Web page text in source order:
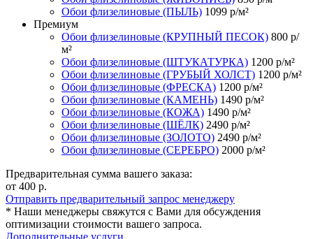
Обои флизелиновые (ПЫЛЬ) 1099 р/м²
Премиум
Обои флизелиновые (КРУПНЫЙ ПЕСОК) 800 р/
м²
Обои флизелиновые (ШТУКАТУРКА) 1200 р/м²
Обои флизелиновые (ГРУБЫЙ ХОЛСТ) 1200 р/м²
Обои флизелиновые (ФРЕСКА) 1200 р/м²
Обои флизелиновые (КАМЕНЬ) 1490 р/м²
Обои флизелиновые (КОЖА) 1490 р/м²
Обои флизелиновые (ШЁЛК) 2490 р/м²
Обои флизелиновые (ЗОЛОТО) 2490 р/м²
Обои флизелиновые (СЕРЕБРО) 2000 р/м²
Предварительная сумма вашего заказа:
от 400 р.
Отправить предварительный запрос менеджеру
* Наши менеджеры свяжутся с Вами для обсуждения
оптимизации стоимости вашего запроса.
Дополнительные услуги